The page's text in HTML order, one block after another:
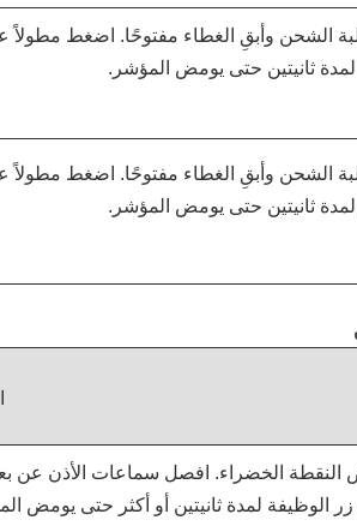
الشحن وأبقِ الغطاء مفتوحًا. اضغط مطولاً
ثانيتين حتى يومض المؤشر.
الشحن وأبقِ الغطاء مفتوحًا. اضغط مطولاً
ثانيتين حتى يومض المؤشر.
النقطة الخضراء. افصل سماعات الأذن عن
الوظيفة لمدة ثانيتين أو أكثر حتى يومض